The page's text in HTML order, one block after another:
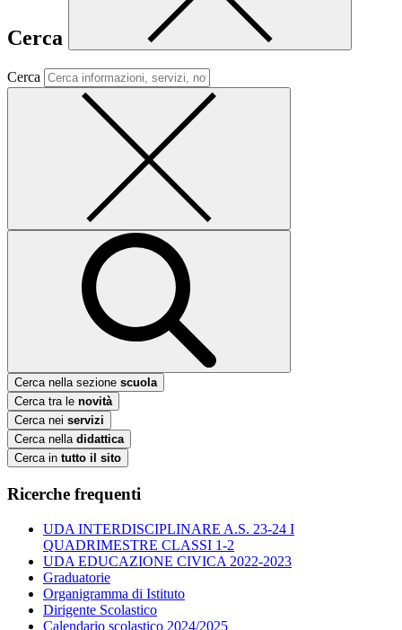
Cerca
Cerca
Cerca nella sezione scuola
Cerca tra le novità
Cerca nei servizi
Cerca nella didattica
Cerca in tutto il sito
Ricerche frequenti
UDA INTERDISCIPLINARE A.S. 23-24 I
QUADRIMESTRE CLASSI 1-2
UDA EDUCAZIONE CIVICA 2022-2023
Graduatorie
Organigramma di Istituto
Dirigente Scolastico
Calendario scolastico 2024/2025